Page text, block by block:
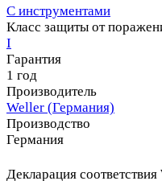
С инструментами
Класс защиты от
I
Гарантия
1 год
Производитель
Weller (Германия)
Производство
Германия
Декларация соответствия